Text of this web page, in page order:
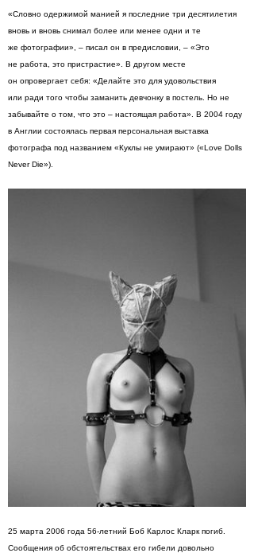
«Словно одержимой манией я последние три десятилетия
вновь и вновь снимал более или менее одни и те
же фотографии», – писал он в предисловии, – «Это
не работа, это пристрастие». В другом месте
он опровергает себя: «Делайте это для удовольствия
или ради того чтобы заманить девчонку в постель. Но не
забывайте о том, что это – настоящая работа». В 2004 году
в Англии состоялась первая персональная выставка
фотографа под названием «Куклы не умирают» («Love Dolls
Never Die»).
25 марта 2006 года 56-летний Боб Карлос Кларк погиб.
Сообщения об обстоятельствах его гибели довольно